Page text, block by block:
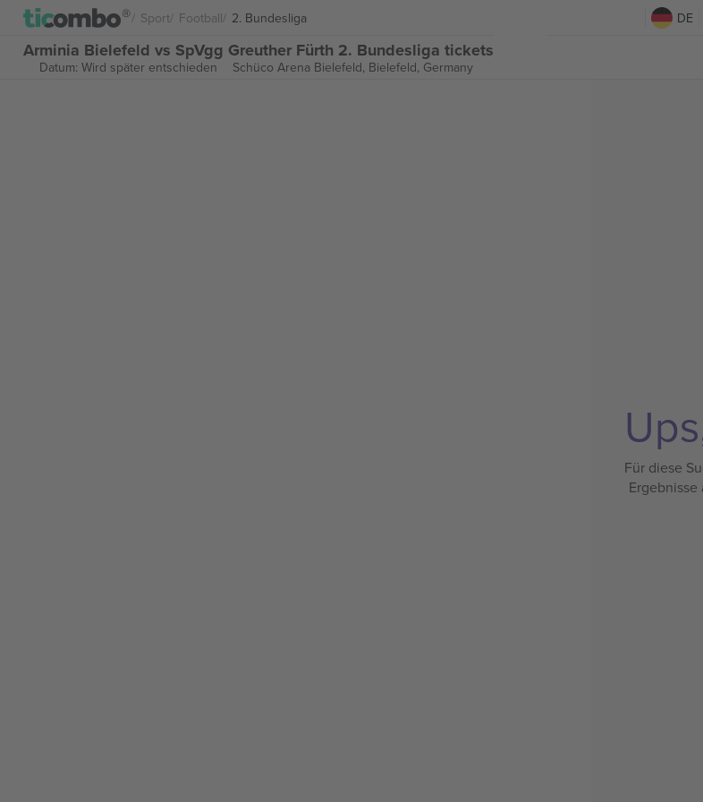
Sport Football 2. Bundesliga DE
Arminia Bielefeld vs SpVgg Greuther Fürth 2. Bundesliga tickets
Datum: Wird später entschieden Schüco Arena Bielefeld, Bielefeld, Germany
Für diese